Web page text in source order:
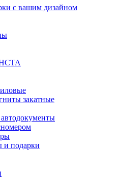
с вашим дизайном
закатные
и подарки